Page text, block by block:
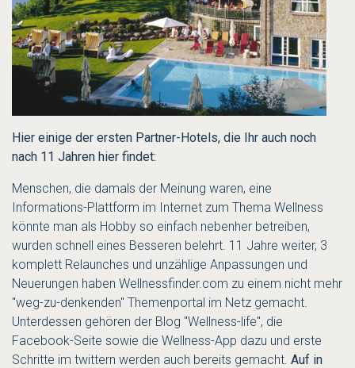
Hier einige der ersten Partner-Hotels, die Ihr auch noch
nach 11 Jahren hier findet:
Menschen, die damals der Meinung waren, eine
Informations-Plattform im Internet zum Thema Wellness
könnte man als Hobby so einfach nebenher betreiben,
wurden schnell eines Besseren belehrt. 11 Jahre weiter, 3
komplett Relaunches und unzählige Anpassungen und
Neuerungen haben Wellnessfinder.com zu einem nicht mehr
"weg-zu-denkenden" Themenportal im Netz gemacht.
Unterdessen gehören der Blog "Wellness-life", die
Facebook-Seite sowie die Wellness-App dazu und erste
Schritte im twittern werden auch bereits gemacht. Auf in